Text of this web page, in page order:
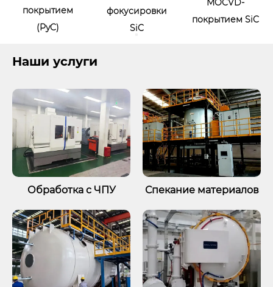
фокусировки
SiC
покрытием SiC
токоприемник
Наши услуги
Обработка с ЧПУ Спекание материалов